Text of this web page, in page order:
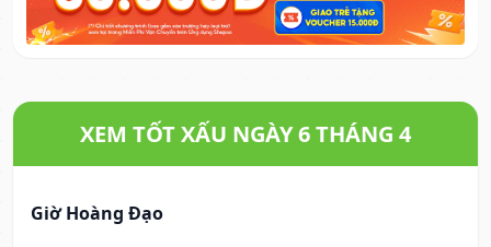
XEM TỐT XẤU NGÀY 6 THÁNG 4
Giờ Hoàng Đạo